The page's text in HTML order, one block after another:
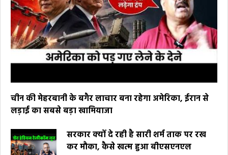
चीन की मेहरबानी के बगैर लाचार बना रहेगा अमेरिका, ईरान से
लड़ाई का सबसे बड़ा खामियाजा
सरकार क्यों दे रही है सारी शर्म ताक पर रख
कर मौका, कैसे खत्म हुआ बीएसएनएल